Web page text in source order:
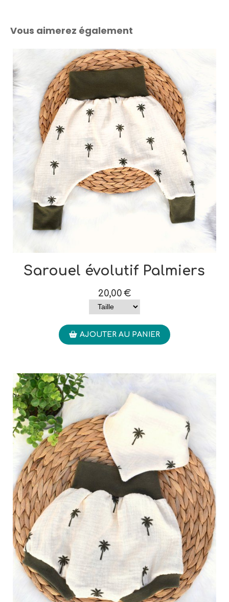
Vous aimerez également
Sarouel évolutif Palmiers
20,00 €
AJOUTER AU PANIER